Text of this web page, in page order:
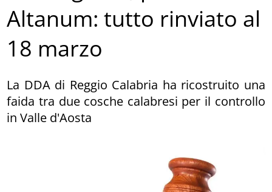
Altanum: tutto rinviato al
18 marzo
La DDA di Reggio Calabria ha ricostruito una
faida tra due cosche calabresi per il controllo
in Valle d'Aosta